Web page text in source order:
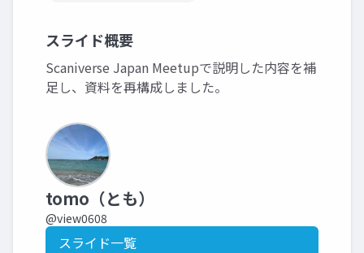
スライド概要
Scaniverse Japan Meetupで説明した内容を補
足し、資料を再構成しました。
tomo（とも）
@view0608
スライド一覧